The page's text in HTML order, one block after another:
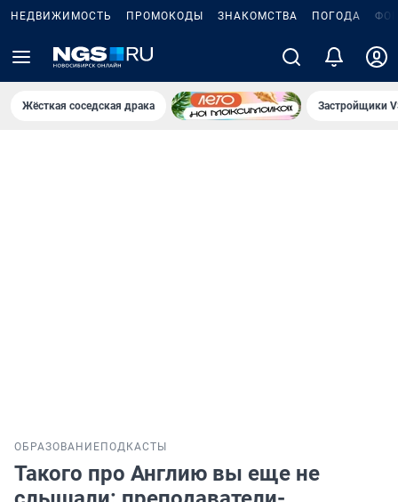
НЕДВИЖИМОСТЬ ПРОМОКОДЫ ЗНАКОМСТВА ПОГОДА
Жёсткая соседская драка Застройщики
ОБРАЗОВАНИЕ ПОДКАСТЫ
Такого про Англию вы еще не